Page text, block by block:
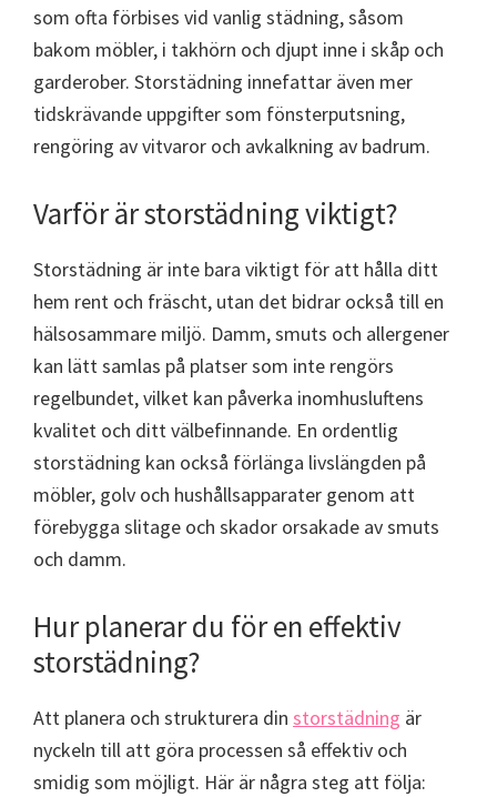
som ofta förbises vid vanlig städning, såsom
bakom möbler, i takhörn och djupt inne i skåp och
garderober. Storstädning innefattar även mer
tidskrävande uppgifter som fönsterputsning,
rengöring av vitvaror och avkalkning av badrum.
Varför är storstädning viktigt?
Storstädning är inte bara viktigt för att hålla ditt
hem rent och fräscht, utan det bidrar också till en
hälsosammare miljö. Damm, smuts och allergener
kan lätt samlas på platser som inte rengörs
regelbundet, vilket kan påverka inomhusluftens
kvalitet och ditt välbefinnande. En ordentlig
storstädning kan också förlänga livslängden på
möbler, golv och hushållsapparater genom att
förebygga slitage och skador orsakade av smuts
och damm.
Hur planerar du för en effektiv
storstädning?
Att planera och strukturera din storstädning är
nyckeln till att göra processen så effektiv och
smidig som möjligt. Här är några steg att följa: